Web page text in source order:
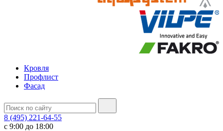
Кровля
Профлист
Фасад
8 (495) 221-64-55
с 9:00 до 18:00